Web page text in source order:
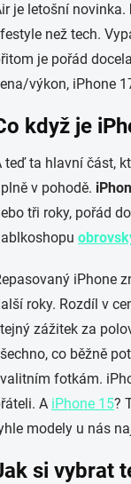
je letošní novinka.
než tech.
je pořád
výkon, iPhone
když je
teď ta hlavní část,
v pohodě.
tři roky, pořád
iPhone
roky. Rozdíl v
zážitek za
co běžně
fotkám.
A iPhone 15?
modely u nás
si vybrat